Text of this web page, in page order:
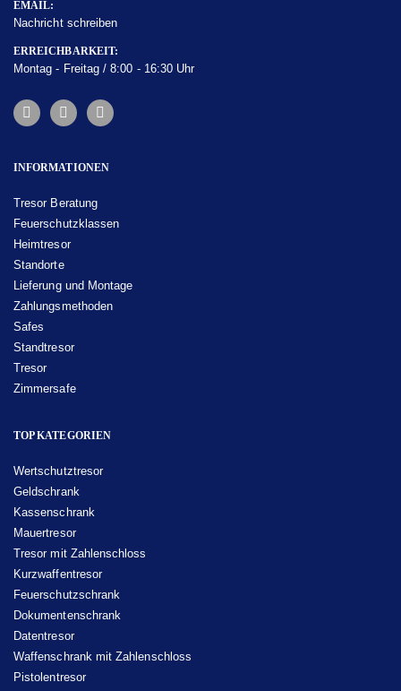
EMAIL:
Nachricht schreiben
ERREICHBARKEIT:
Montag - Freitag / 8:00 - 16:30 Uhr
INFORMATIONEN
Tresor Beratung
Feuerschutzklassen
Heimtresor
Standorte
Lieferung und Montage
Zahlungsmethoden
Safes
Standtresor
Tresor
Zimmersafe
TOP KATEGORIEN
Wertschutztresor
Geldschrank
Kassenschrank
Mauertresor
Tresor mit Zahlenschloss
Kurzwaffentresor
Feuerschutzschrank
Dokumentenschrank
Datentresor
Waffenschrank mit Zahlenschloss
Pistolentresor